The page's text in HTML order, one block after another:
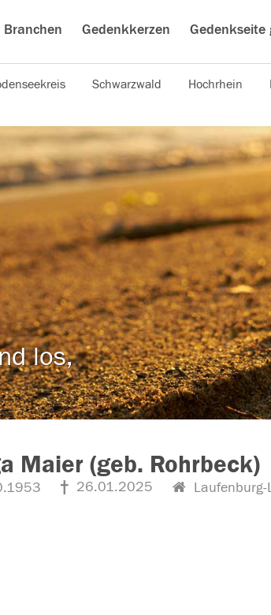
Branchen Gedenkkerzen Gedenkseite
Schwarzwald Hochrhein
los,
Maier (geb. Rohrbeck)
26.01.2025